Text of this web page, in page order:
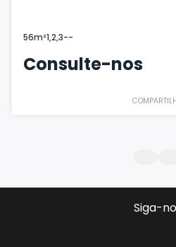
56m²1,2,3--
Consulte-nos
Siga-